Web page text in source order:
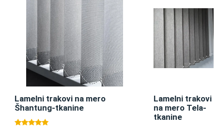
Lamelni trakovi na mero
Šhantung-tkanine
Lamelni trakovi
na mero Tela-
tkanine